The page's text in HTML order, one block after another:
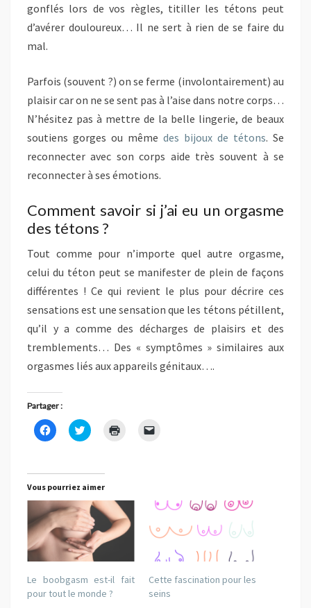
gonflés lors de vos règles, titiller les tétons peut
d’avérer douloureux… Il ne sert à rien de se faire du
mal.
Parfois (souvent ?) on se ferme (involontairement) au
plaisir car on ne se sent pas à l’aise dans notre corps…
N’hésitez pas à mettre de la belle lingerie, de beaux
soutiens gorges ou même des bijoux de tétons. Se
reconnecter avec son corps aide très souvent à se
reconnecter à ses émotions.
Comment savoir si j’ai eu un orgasme
des tétons ?
Tout comme pour n’importe quel autre orgasme,
celui du téton peut se manifester de plein de façons
différentes ! Ce qui revient le plus pour décrire ces
sensations est une sensation que les tétons pétillent,
qu’il y a comme des décharges de plaisirs et des
tremblements… Des « symptômes » similaires aux
orgasmes liés aux appareils génitaux….
Partager :
C
l
e
p
o
u
r
p
a
a
e
r
s
C
l
e
z
p
o
u
r
p
a
r
t
a
e
r
s
o
u
r
i
m
i
e
o
u
e
n
o
y
r
u
n
Vous pourriez aimer
Le boobgasm est-il fait
pour tout le monde ?
Cette fascination pour les
seins